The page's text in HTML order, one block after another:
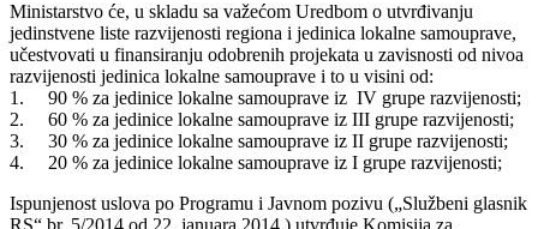
Ministarstvo će, u skladu sa važećom Uredbom o utvrđivanju
jedinstvene liste razvijenosti regiona i jedinica lokalne samouprave,
učestvovati u finansiranju odobrenih projekata u zavisnosti od nivoa
razvijenosti jedinica lokalne samouprave i to u visini od:
1. 90 % za jedinice lokalne samouprave iz IV grupe razvijenosti;
2. 60 % za jedinice lokalne samouprave iz III grupe razvijenosti;
3. 30 % za jedinice lokalne samouprave iz II grupe razvijenosti;
4. 20 % za jedinice lokalne samouprave iz I grupe razvijenosti;
Ispunjenost uslova po Programu i Javnom pozivu („Službeni glasnik
RS“ br. 5/2014 od 22. januara 2014.) utvrđuje Komisija za